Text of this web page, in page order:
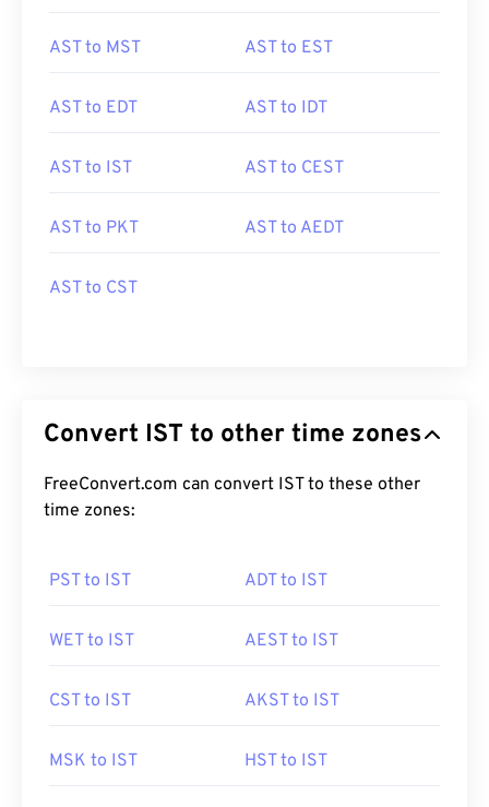
AST to MST AST to EST
AST to EDT AST to IDT
AST to IST AST to CEST
AST to PKT AST to AEDT
AST to CST
Convert IST to other time zones
FreeConvert.com can convert IST to these other
time zones:
PST to IST ADT to IST
WET to IST AEST to IST
CST to IST AKST to IST
MSK to IST HST to IST